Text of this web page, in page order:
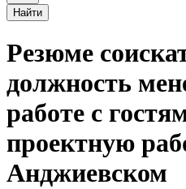
Найти
Резюме
должность
работе с
проектную
Анджиевском